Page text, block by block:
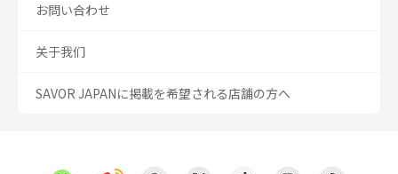
お問い合わせ
关于我们
SAVOR JAPANに掲載を希望される店舗の方へ